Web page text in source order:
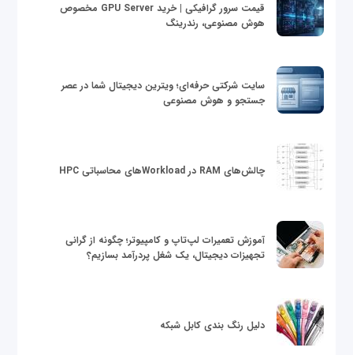
قیمت سرور گرافیکی | خرید GPU Server مخصوص
هوش مصنوعی، رندرینگ
سایت شرکتی حرفه‌ای؛ ویترین دیجیتال شما در عصر
جستجو و هوش مصنوعی
چالش‌های RAM در Workloadهای محاسباتی HPC
آموزش تعمیرات لپ‌تاپ و کامپیوتر؛ چگونه از گرانی
تجهیزات دیجیتال، یک شغل پردرآمد بسازیم؟
دلیل رنگ بندی کابل شبکه